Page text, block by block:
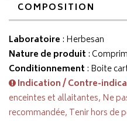
COMPOSITION
Laboratoire : Herbesan
Nature de produit :
Conditionnement : Boite
Indication / Contre-
enceintes et allaitantes, Ne
recommandée, Tenir hors de